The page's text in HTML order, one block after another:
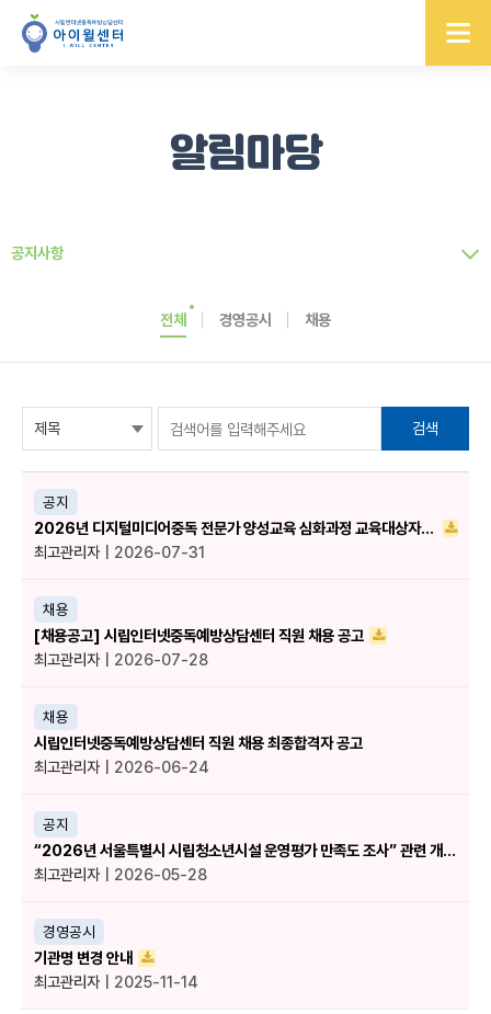
알림마당
공지사항
전체 경영공시 채용
검색
공지
2026년 디지털미디어중독 전문가 양성교육 심화과정 교육대상자를 공지합니다.
최고관리자 | 2026-07-31
채용
[채용공고] 시립인터넷중독예방상담센터 직원 채용 공고
최고관리자 | 2026-07-28
채용
시립인터넷중독예방상담센터 직원 채용 최종합격자 공고
최고관리자 | 2026-06-24
공지
“2026년 서울특별시 시립청소년시설 운영평가 만족도 조사” 관련 개인정보 제3자 제공사항 알림
최고관리자 | 2026-05-28
경영공시
기관명 변경 안내
최고관리자 | 2025-11-14